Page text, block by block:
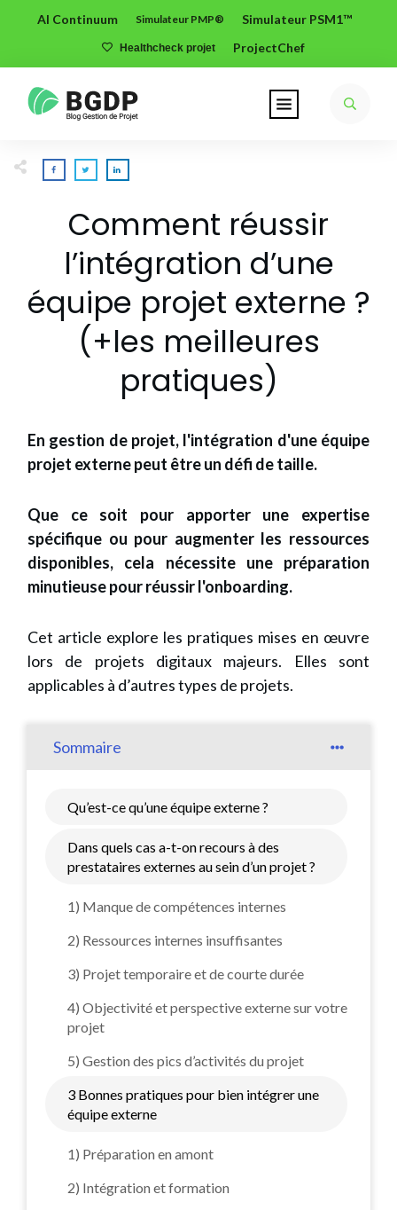
AI Continuum Simulateur PMP® Simulateur PSM1™
Healthcheck projet ProjectChef
Comment réussir
l’intégration d’une
équipe projet externe ?
(+les meilleures
pratiques)
En gestion de projet, l'intégration d'une équipe
projet externe peut être un défi de taille.
Que ce soit pour apporter une expertise
spécifique ou pour augmenter les ressources
disponibles, cela nécessite une préparation
minutieuse pour réussir l'onboarding.
Cet article explore les pratiques mises en œuvre
lors de projets digitaux majeurs. Elles sont
applicables à d’autres types de projets.
Sommaire
Qu’est-ce qu’une équipe externe ?
Dans quels cas a-t-on recours à des
prestataires externes au sein d’un projet ?
1) Manque de compétences internes
2) Ressources internes insuffisantes
3) Projet temporaire et de courte durée
4) Objectivité et perspective externe sur votre
projet
5) Gestion des pics d’activités du projet
3 Bonnes pratiques pour bien intégrer une
équipe externe
1) Préparation en amont
2) Intégration et formation